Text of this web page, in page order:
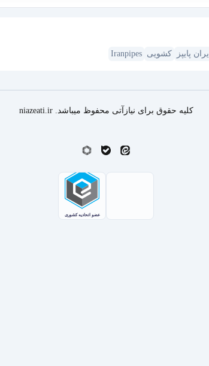
ایران پایپز کشویی Iranpipes
کلیه حقوق برای نیازآتی محفوظ میباشد. niazeati.ir